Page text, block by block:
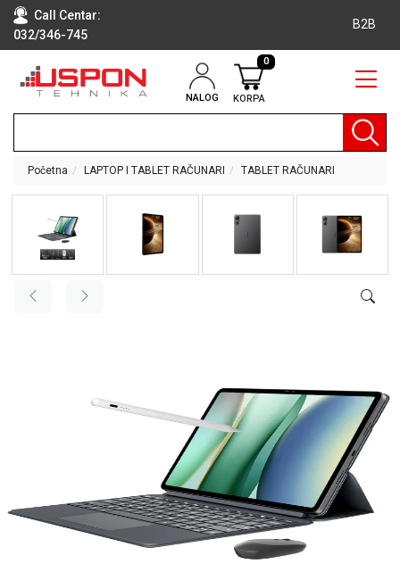
Call Centar:
032/346-745
B2B
NALOG KORPA
0
RAČUNARI
TEHNIKA
OPREMA
AUDIO,
VIDEO
FIKSNI
TELEFONI
Početna LAPTOP I TABLET RAČUNARI TABLET RAČUNARI